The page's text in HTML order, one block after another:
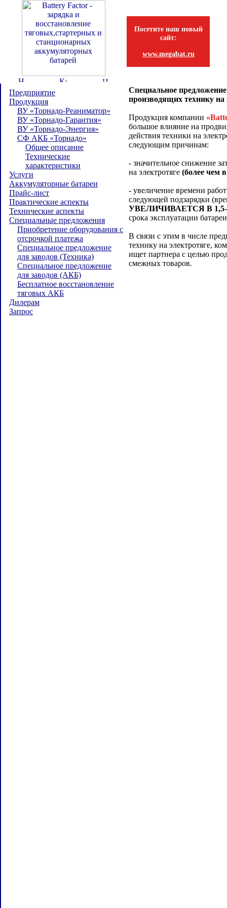
Посетите наш новый
сайт:
www.megabat.ru
Предприятие
Продукция
ВУ «Торнадо-Реаниматор»
ВУ «Торнадо-Гарантия»
ВУ «Торнадо-Энергия»
СФ АКБ «Торнадо»
Общее описание
Технические
характеристики
Услуги
Аккумуляторные батареи
Прайс-лист
Практические аспекты
Технические аспекты
Специальные предложения
Приобретение оборудования с
отсрочкой платежа
Специальное предложение
для заводов (Техника)
Специальное предложение
для заводов (АКБ)
Бесплатное восстановление
тяговых АКБ
Дилерам
Запрос
Специальное
производящих технику на
Продукция компании
большое влияние на
действия техники на
следующим причинам:
- значительное снижение
на электротяге (более чем
- увеличение времени
следующей подзарядки
УВЕЛИЧИВАЕТСЯ В 1,5-
срока эксплуатации
В связи с этим в числе
технику на электротяге,
ищет партнера с целью
смежных товаров.